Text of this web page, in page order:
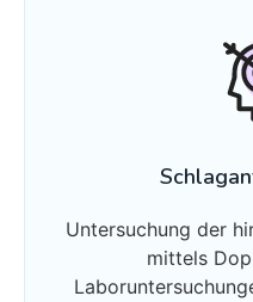
Untersuchung der
mittels